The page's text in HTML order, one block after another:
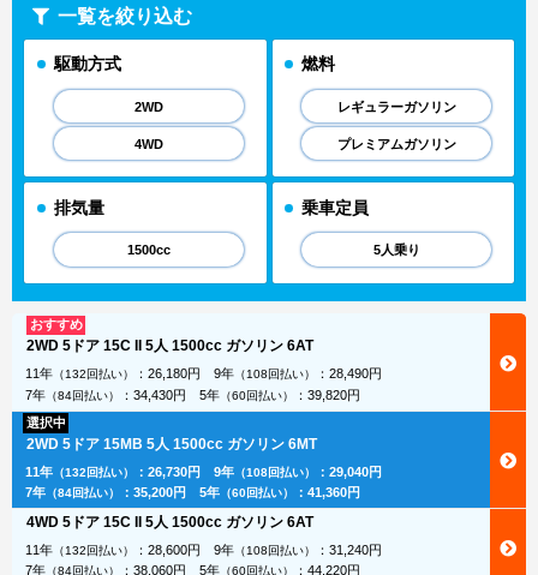
一覧を絞り込む
駆動方式
2WD
4WD
燃料
レギュラーガソリン
プレミアムガソリン
排気量
1500cc
乗車定員
5人乗り
おすすめ
2WD 5ドア 15C II 5人 1500cc ガソリン 6AT
11年（132回払い） ： 26,180円 9年（108回払い） ： 28,490円
7年（84回払い） ： 34,430円 5年（60回払い） ： 39,820円
選択中
2WD 5ドア 15MB 5人 1500cc ガソリン 6MT
11年（132回払い） ： 26,730円 9年（108回払い） ： 29,040円
7年（84回払い） ： 35,200円 5年（60回払い） ： 41,360円
4WD 5ドア 15C II 5人 1500cc ガソリン 6AT
11年（132回払い） ： 28,600円 9年（108回払い） ： 31,240円
7年（84回払い） ： 38,060円 5年（60回払い） ： 44,220円